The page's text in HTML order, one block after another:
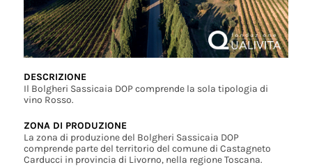
DESCRIZIONE
Il Bolgheri Sassicaia DOP comprende la sola tipologia di
vino Rosso.
ZONA DI PRODUZIONE
La zona di produzione del Bolgheri Sassicaia DOP
comprende parte del territorio del comune di Castagneto
Carducci in provincia di Livorno, nella regione Toscana.